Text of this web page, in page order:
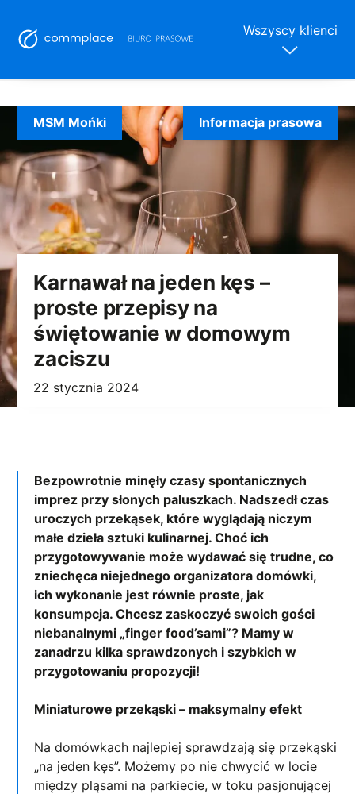
to
content
Wszyscy klienci
Karnawał na jeden kęs –
proste przepisy na
świętowanie w domowym
zaciszu
22 stycznia 2024
MSM Mońki Informacja prasowa
Bezpowrotnie minęły czasy spontanicznych
imprez przy słonych paluszkach. Nadszedł czas
uroczych przekąsek, które wyglądają niczym
małe dzieła sztuki kulinarnej. Choć ich
przygotowywanie może wydawać się trudne, co
zniechęca niejednego organizatora domówki,
ich wykonanie jest równie proste, jak
konsumpcja. Chcesz zaskoczyć swoich gości
niebanalnymi „finger food’sami”? Mamy w
zanadrzu kilka sprawdzonych i szybkich w
przygotowaniu propozycji!
Miniaturowe przekąski – maksymalny efekt
Na domówkach najlepiej sprawdzają się przekąski
„na jeden kęs”. Możemy po nie chwycić w locie
między pląsami na parkiecie, w toku pasjonującej